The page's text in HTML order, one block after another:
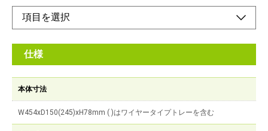
仕様
本体寸法
W454xD150(245)xH78mm ( )はワイヤータイプトレーを含む